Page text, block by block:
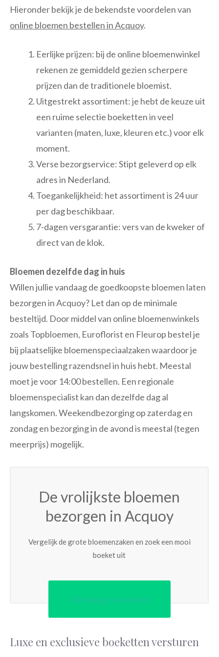
Hieronder bekijk je de bekendste voordelen van
online bloemen bestellen in Acquoy.
Eerlijke prijzen: bij de online bloemenwinkel
rekenen ze gemiddeld gezien scherpere
prijzen dan de traditionele bloemist.
Uitgestrekt assortiment: je hebt de keuze uit
een ruime selectie boeketten in veel
varianten (maten, luxe, kleuren etc.) voor elk
moment.
Verse bezorgservice: Stipt geleverd op elk
adres in Nederland.
Toegankelijkheid: het assortiment is 24 uur
per dag beschikbaar.
7-dagen versgarantie: vers van de kweker of
direct van de klok.
Bloemen dezelfde dag in huis
Willen jullie vandaag de goedkoopste bloemen laten
bezorgen in Acquoy? Let dan op de minimale
besteltijd. Door middel van online bloemenwinkels
zoals Topbloemen, Euroflorist en Fleurop bestel je
bij plaatselijke bloemenspeciaalzaken waardoor je
jouw bestelling razendsnel in huis hebt. Meestal
moet je voor 14:00 bestellen. Een regionale
bloemenspecialist kan dan dezelfde dag al
langskomen. Weekendbezorging op zaterdag en
zondag en bezorging in de avond is meestal (tegen
meerprijs) mogelijk.
De vrolijkste bloemen
bezorgen in Acquoy
Vergelijk de grote bloemenzaken en zoek een mooi
boeket uit
Vandaag bestellen
Luxe en exclusieve boeketten versturen